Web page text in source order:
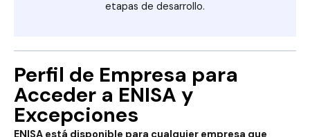
etapas de desarrollo.
Perfil de Empresa para
Acceder a ENISA y
Excepciones